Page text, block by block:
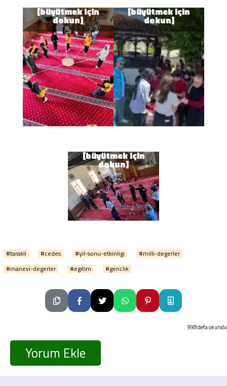
#tarakli #cedes #yil-sonu-etkinligi
#milli-degerler
#manevi-degerler
#egitim #genclik
998 defa okundu
Yorum Ekle